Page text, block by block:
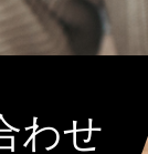
わせ